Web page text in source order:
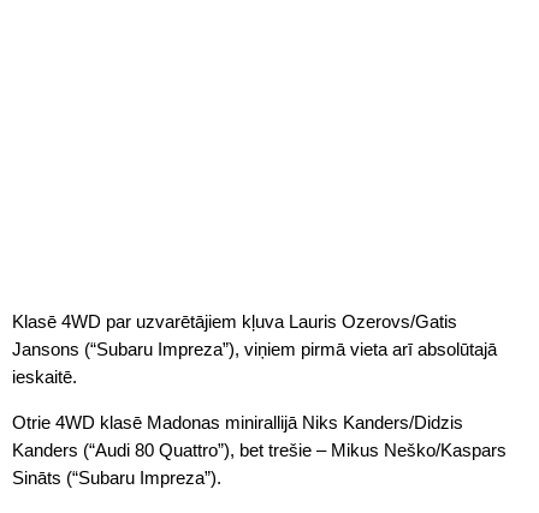
Klasē 4WD par uzvarētājiem kļuva Lauris Ozerovs/Gatis
Jansons (“Subaru Impreza”), viņiem pirmā vieta arī absolūtajā
ieskaitē.
Otrie 4WD klasē Madonas minirallijā Niks Kanders/Didzis
Kanders (“Audi 80 Quattro”), bet trešie – Mikus Neško/Kaspars
Sināts (“Subaru Impreza”).